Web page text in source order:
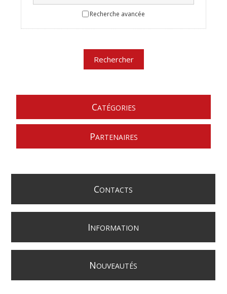
Recherche avancée
Rechercher
CATÉGORIES
PARTENAIRES
CONTACTS
INFORMATION
NOUVEAUTÉS